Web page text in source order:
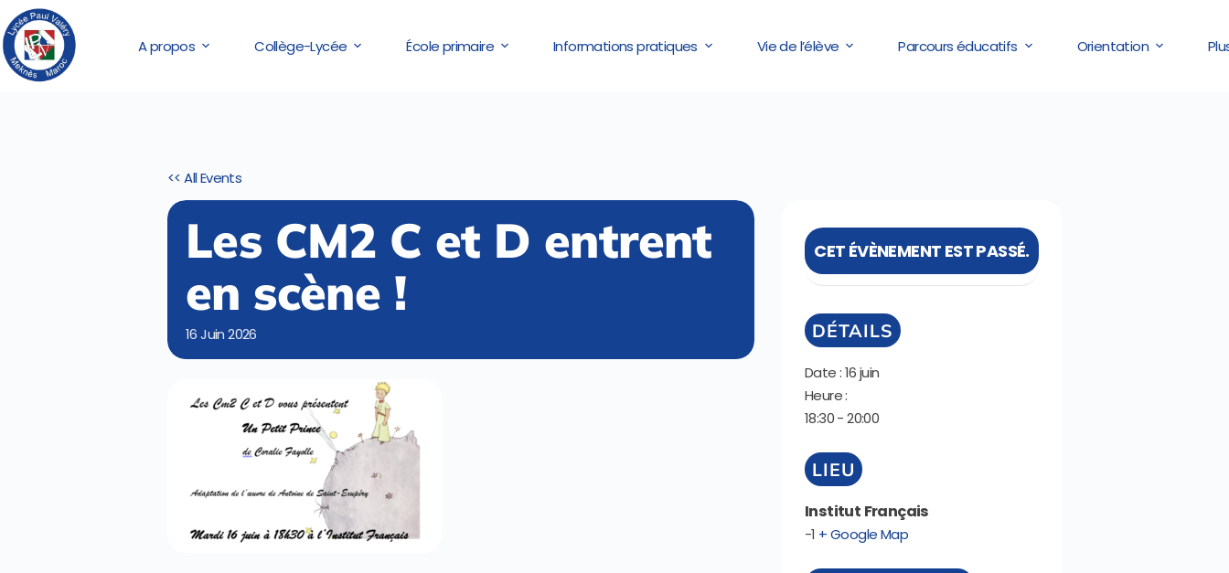
A propos Collège-Lycée École primaire Informations pratiques Vie de l’élève Parcours éducatifs Orientation
<< All Events
Les CM2 C et D entrent
en scène !
16 Juin 2026
CET ÉVÈNEMENT EST PASSÉ.
DÉTAILS
Date :16 juin
Heure :
18:30 - 20:00
LIEU
Institut Français
-1 + Google Map